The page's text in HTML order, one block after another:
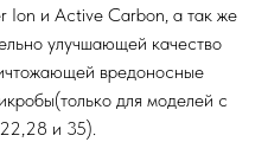
Ion и Active Carbon, а так же
улучшающей качество
вредоносные
для моделей с
и 35).